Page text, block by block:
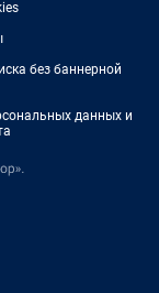
без баннерной
данных и